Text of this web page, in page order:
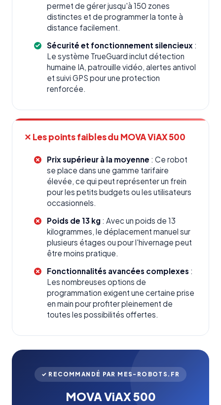
permet de gérer jusqu'à 150 zones
distinctes et de programmer la tonte à
distance facilement.
Sécurité et fonctionnement silencieux :
Le système TrueGuard inclut détection
humaine IA, patrouille vidéo, alertes antivol
et suivi GPS pour une protection
renforcée.
✕ Les points faibles du MOVA ViAX 500
Prix supérieur à la moyenne : Ce robot
se place dans une gamme tarifaire
élevée, ce qui peut représenter un frein
pour les petits budgets ou les utilisateurs
occasionnels.
Poids de 13 kg : Avec un poids de 13
kilogrammes, le déplacement manuel sur
plusieurs étages ou pour l'hivernage peut
être moins pratique.
Fonctionnalités avancées complexes :
Les nombreuses options de
programmation exigent une certaine prise
en main pour profiter pleinement de
toutes les possibilités offertes.
✓ RECOMMANDÉ PAR MES-ROBOTS.FR
MOVA ViAX 500